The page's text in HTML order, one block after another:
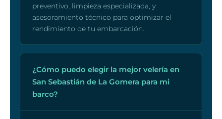
preventivo, limpieza especializada, y
asesoramiento técnico para optimizar el
rendimiento de tu embarcación.
¿Cómo puedo elegir la mejor velería en
San Sebastián de La Gomera para mi
barco?